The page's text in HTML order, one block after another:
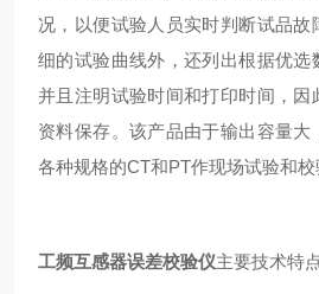
况，以便试验人员实时判断试品
细的试验曲线外，还列出根据优选
并且注明试验时间和打印时间，因
资料保存。该产品由于输出容量
各种规格的CT和PT作现场试验和校
工频互感器误差校验仪主要技术特